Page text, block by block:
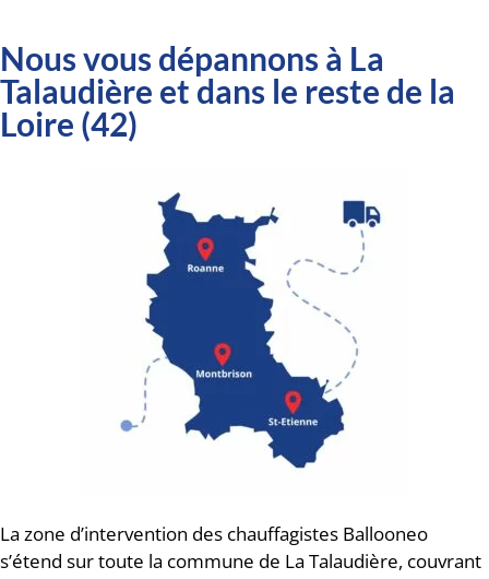
Nous vous dépannons à La
Talaudière et dans le reste de la
Loire (42)
La zone d’intervention des chauffagistes Ballooneo
s’étend sur toute la commune de La Talaudière, couvrant